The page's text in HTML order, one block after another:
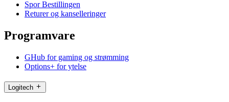
Spor Bestillingen
Returer og kanselleringer
Programvare
GHub for gaming og strømming
Options+ for ytelse
Logitech